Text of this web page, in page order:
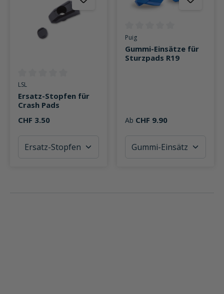
Durchschnittliche Bewertung von 0 von 5 Sternen
LSL
Ersatz-Stopfen für
Crash Pads
CHF 3.50
Durchschnittliche Bewertung
Puig
Gummi-Einsätze für
Sturzpads R19
Ab CHF 9.90